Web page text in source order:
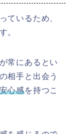
ているため、
。
常にあるとい
相手と出会う
心感を持つこ